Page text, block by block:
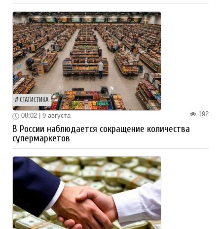
СТАТИСТИКА
192
08:02 | 9 августа
В России наблюдается сокращение количества
супермаркетов